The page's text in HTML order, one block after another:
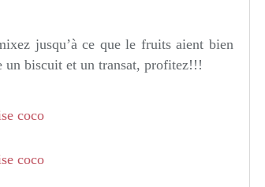
jusqu’à ce que le fruits aient bien
un biscuit et un transat, profitez!!!